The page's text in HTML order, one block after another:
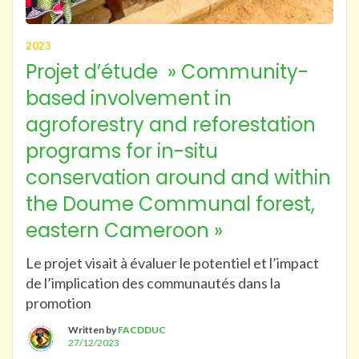
2023
Projet d’étude » Community-
based involvement in
agroforestry and reforestation
programs for in-situ
conservation around and within
the Doume Communal forest,
eastern Cameroon »
Le projet visait à évaluer le potentiel et l’impact
de l’implication des communautés dans la
promotion
Written by FACDDUC
27/12/2023